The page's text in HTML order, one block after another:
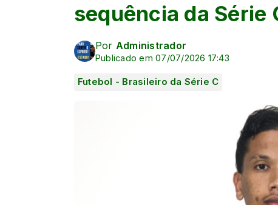
sequência da Série
Por Administrador
Publicado em 07/07/2026 17:43
Futebol - Brasileiro da Série C